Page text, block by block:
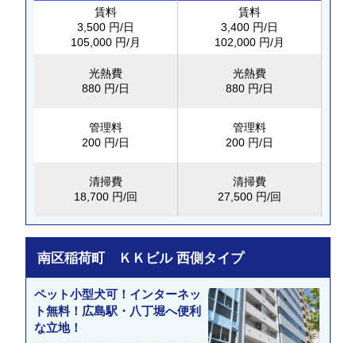
賃料
3,500 円/日
105,000 円/月
光熱費
880 円/日
管理料
200 円/日
清掃費
18,700 円/回
賃料
3,400 円/日
102,000 円/月
光熱費
880 円/日
管理料
200 円/日
清掃費
27,500 円/回
南区稲荷町 ＫＫビル 西側タイプ
ペット小型犬可！インターネッ
ト無料！広島駅・八丁堀へ便利
な立地！